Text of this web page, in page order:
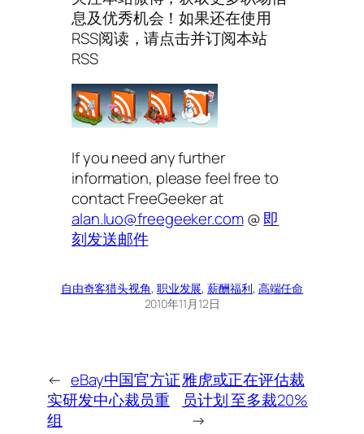
息及优秀机会！如果还在使用
RSS阅读，请点击并订阅本站
RSS
If you need any further
information, please feel free to
contact FreeGeeker at
alan.luo@freegeeker.com@即
刻发送邮件
自由奇客猎头视角, 职业发展, 薪酬福利, 高端任命
2010年11月12日
← eBay中国官方证
实研发中心裁员重
组
雅虎或正在评估裁
员计划 至多裁20%
→